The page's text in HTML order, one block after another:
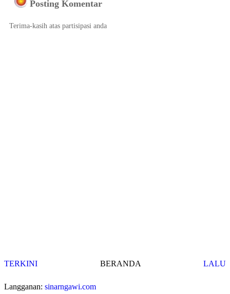
Posting Komentar
Terima-kasih atas partisipasi anda
TERKINI LALU
BERANDA
Langganan: sinarngawi.com